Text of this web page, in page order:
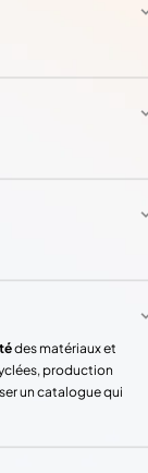
des matériaux et
production
un catalogue qui